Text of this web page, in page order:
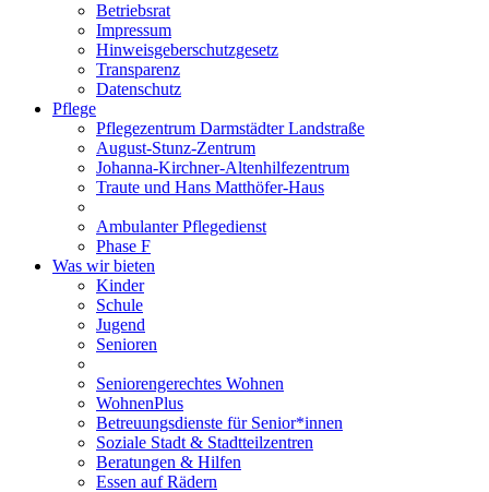
Betriebsrat
Impressum
Hinweisgeberschutzgesetz
Transparenz
Datenschutz
Pflege
Pflegezentrum Darmstädter Landstraße
August-Stunz-Zentrum
Johanna-Kirchner-Altenhilfezentrum
Traute und Hans Matthöfer-Haus
Ambulanter Pflegedienst
Phase F
Was wir bieten
Kinder
Schule
Jugend
Senioren
Seniorengerechtes Wohnen
WohnenPlus
Betreuungsdienste für Senior*innen
Soziale Stadt & Stadtteilzentren
Beratungen & Hilfen
Essen auf Rädern